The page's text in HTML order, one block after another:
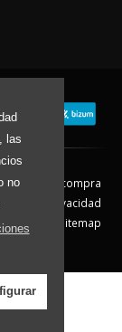
las
no
de compra
de Privacidad
Sitemap